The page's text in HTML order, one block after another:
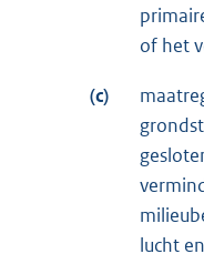
of het
(c)
lucht